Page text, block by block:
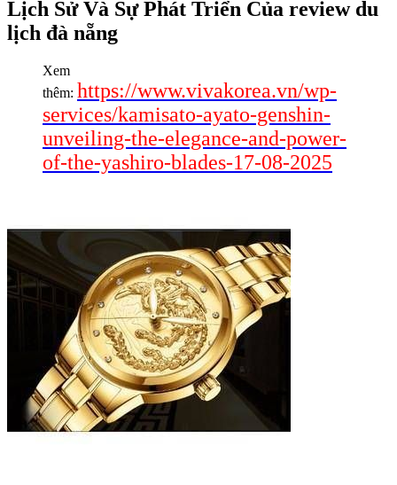
Lịch Sử Và Sự Phát Triển Của review du
lịch đà nẵng
Xem
thêm: https://www.vivakorea.vn/wp-
services/kamisato-ayato-genshin-
unveiling-the-elegance-and-power-
of-the-yashiro-blades-17-08-2025